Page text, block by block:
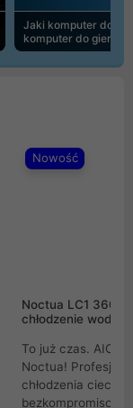
Jaki komputer do
komputer do gier |
Nowość
Noctua LC1
chłodzenie wodne
To już czas. AIO
Noctua!
chłodzenia cieczą